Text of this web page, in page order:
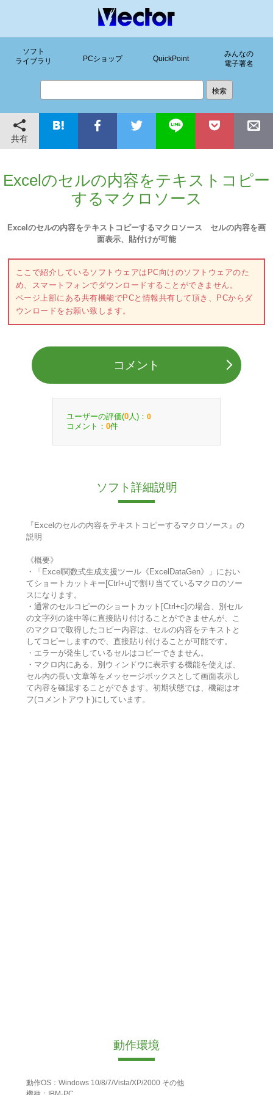
ソフト
ライブラリ
PCショップ QuickPoint
みんなの
電子署名
共有
Excelのセルの内容をテキストコピー
するマクロソース
Excelのセルの内容をテキストコピーするマクロソース セルの内容を画
面表示、貼付けが可能
ここで紹介しているソフトウェアはPC向けのソフトウェアのた
め、スマートフォンでダウンロードすることができません。
ページ上部にある共有機能でPCと情報共有して頂き、PCからダ
ウンロードをお願い致します。
コメント
ユーザーの評価(0 人)： 0
コメント： 0件
ソフト詳細説明
『Excelのセルの内容をテキストコピーするマクロソース』の
説明
《概要》
・「Excel関数式生成支援ツール《ExcelDataGen》」におい
てショートカットキー[Ctrl+u]で割り当てているマクロのソー
スになります。
・通常のセルコピーのショートカット[Ctrl+c]の場合、別セル
の文字列の途中等に直接貼り付けることができませんが、こ
のマクロで取得したコピー内容は、セルの内容をテキストと
してコピーしますので、直接貼り付けることが可能です。
・エラーが発生しているセルはコピーできません。
・マクロ内にある、別ウィンドウに表示する機能を使えば、
セル内の長い文章等をメッセージボックスとして画面表示し
て内容を確認することができます。初期状態では、機能はオ
フ(コメントアウト)にしています。
動作環境
動作OS：Windows 10/8/7/Vista/XP/2000 その他